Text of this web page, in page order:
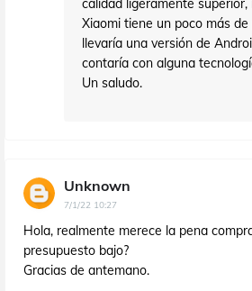
calidad ligeramente superior,
Xiaomi tiene un poco más
llevaría una versión de
contaría con alguna
Un saludo.
Unknown
7/1/22 10:27
Hola, realmente merece la pena
presupuesto bajo?
Gracias de antemano.